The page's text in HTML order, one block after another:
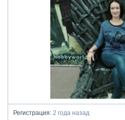
Регистрация: 2 года назад